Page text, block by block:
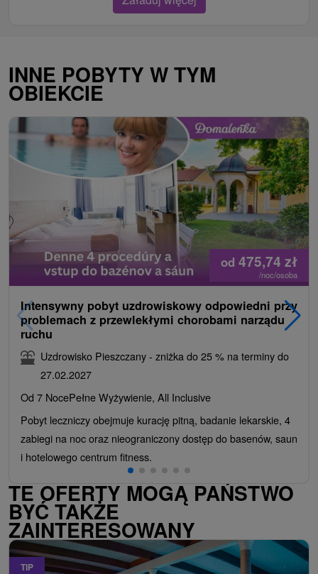
INNE POBYTY W TYM
OBIEKCIE
od 475,74 zł
/noc/osoba
Intensywny pobyt uzdrowiskowy odpowiedni przy
problemach z przewlekłymi chorobami narządu
ruchu
Uzdrowisko Pieszczany - zniżka do 25 % na terminy do
27.02.2027
Od 7 NocePełne Wyżywienie, All Inclusive
Pobyt leczniczy obejmuje kurację pitną, badanie lekarskie, 4
zabiegi na noc oraz nieograniczony dostęp do basenów, saun
i hotelowego centrum fitness.
TE OFERTY MOGĄ PAŃSTWO
BYĆ TAKŻE
ZAINTERESOWANY
TIP